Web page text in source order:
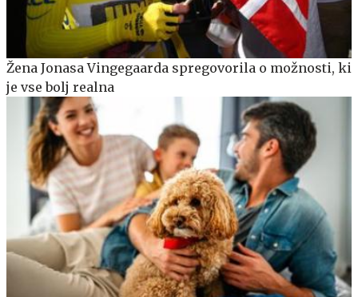
Žena Jonasa Vingegaarda spregovorila o možnosti, ki
je vse bolj realna